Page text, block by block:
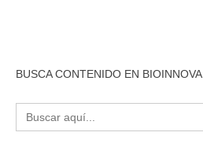
BUSCA CONTENIDO EN BIOINNOVA
Buscar: